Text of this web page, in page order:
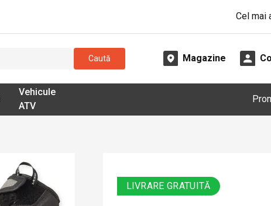
Cel mai
Caută Magazine
Vehicule
ATV
LIVRARE GRATUITĂ